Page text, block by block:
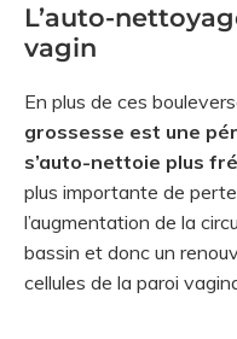
L’auto-
vagin
En plus de ces
grossesse est une
s’auto-nettoie plus
plus importante de
l’augmentation de la
bassin et donc un
cellules de la paroi